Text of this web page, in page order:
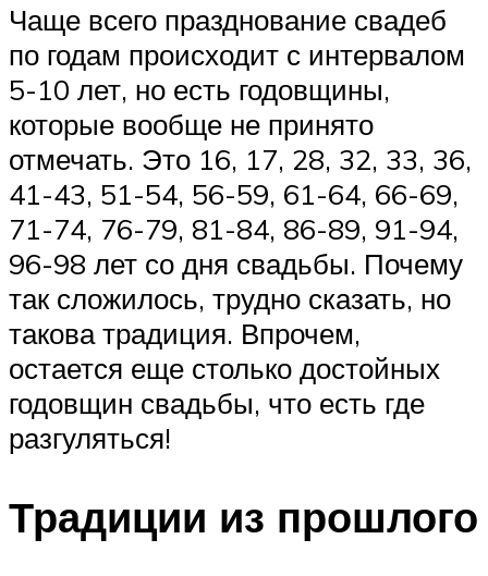
Чаще всего празднование свадеб
по годам происходит с интервалом
5-10 лет, но есть годовщины,
которые вообще не принято
отмечать. Это 16, 17, 28, 32, 33, 36,
41-43, 51-54, 56-59, 61-64, 66-69,
71-74, 76-79, 81-84, 86-89, 91-94,
96-98 лет со дня свадьбы. Почему
так сложилось, трудно сказать, но
такова традиция. Впрочем,
остается еще столько достойных
годовщин свадьбы, что есть где
разгуляться!
Традиции из прошлого